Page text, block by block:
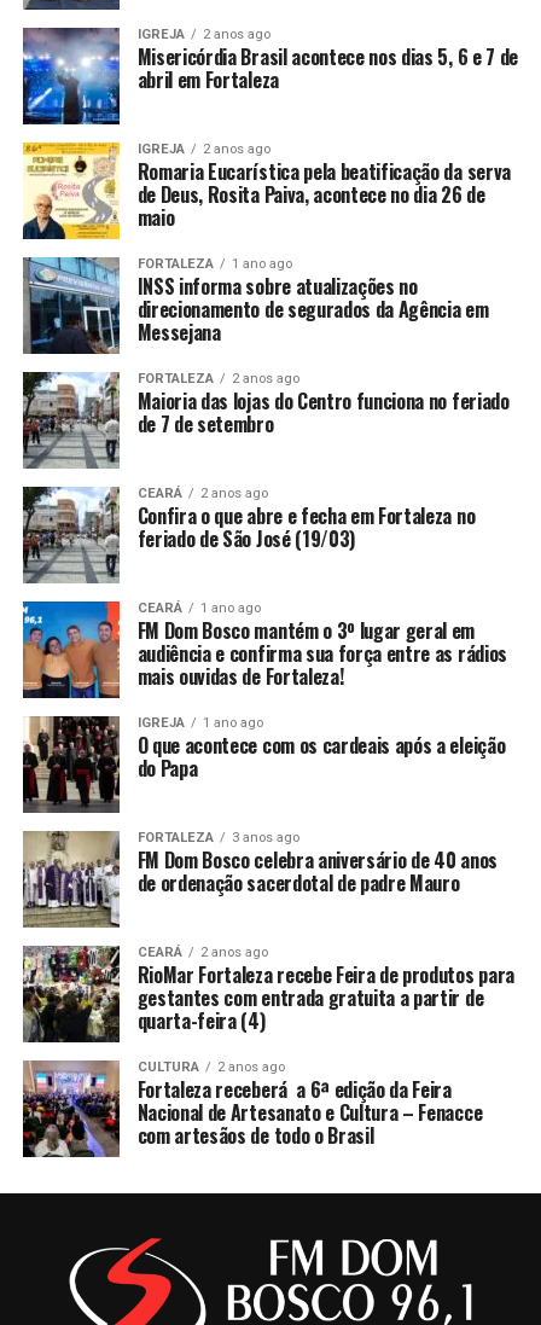
IGREJA 2 anos ago
Misericórdia Brasil acontece nos dias 5, 6 e 7 de
abril em Fortaleza
IGREJA 2 anos ago
Romaria Eucarística pela beatificação da serva
de Deus, Rosita Paiva, acontece no dia 26 de
maio
FORTALEZA 1 ano ago
INSS informa sobre atualizações no
direcionamento de segurados da Agência em
Messejana
FORTALEZA 2 anos ago
Maioria das lojas do Centro funciona no feriado
de 7 de setembro
CEARÁ 2 anos ago
Confira o que abre e fecha em Fortaleza no
feriado de São José (19/03)
CEARÁ 1 ano ago
FM Dom Bosco mantém o 3º lugar geral em
audiência e confirma sua força entre as rádios
mais ouvidas de Fortaleza!
IGREJA 1 ano ago
O que acontece com os cardeais após a eleição
do Papa
FORTALEZA 3 anos ago
FM Dom Bosco celebra aniversário de 40 anos
de ordenação sacerdotal de padre Mauro
CEARÁ 2 anos ago
RioMar Fortaleza recebe Feira de produtos para
gestantes com entrada gratuita a partir de
quarta-feira (4)
CULTURA 2 anos ago
Fortaleza receberá a 6ª edição da Feira
Nacional de Artesanato e Cultura – Fenacce
com artesãos de todo o Brasil